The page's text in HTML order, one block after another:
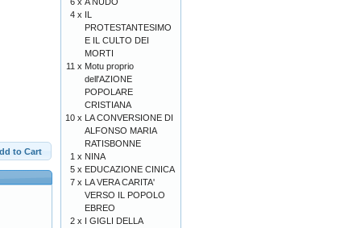
to Cart
4 x IL
PROTESTANTESIMO
E IL CULTO DEI
MORTI
11 x Motu proprio
dell'AZIONE
POPOLARE
CRISTIANA
10 x LA CONVERSIONE DI
ALFONSO MARIA
RATISBONNE
1 x NINA
5 x EDUCAZIONE CINICA
7 x LA VERA CARITA'
VERSO IL POPOLO
EBREO
2 x I GIGLI DELLA